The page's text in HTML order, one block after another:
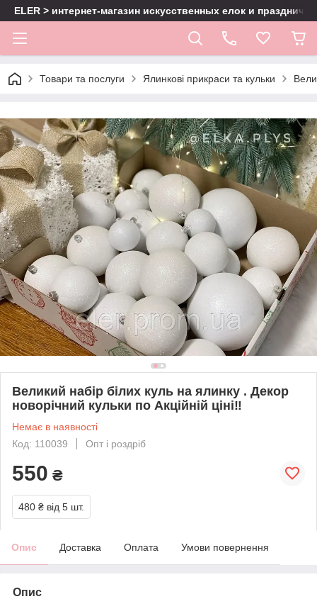
ELER > интернет-магазин искусственных елок и
Товари та послуги Ялинкові прикраси та кульки
Великий набір білих куль на ялинку . Декор
новорічний кульки по Акційній ціні‼️
Немає в наявності
Код: 110039
Опт і роздріб
550 ₴
480 ₴ від 5 шт.
Опис Доставка Оплата Умови повернення
Опис